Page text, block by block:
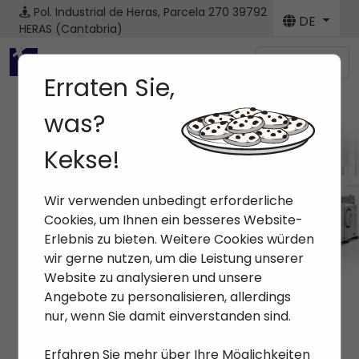
Pol. Industrial de Heras, Parcela 270 39792
HERAS (Cantabria)
DE
Menú
Anfang> Maschinen
Erraten Sie,
was?
Kekse!
Wir verwenden unbedingt erforderliche
Cookies, um Ihnen ein besseres Website-
Erlebnis zu bieten. Weitere Cookies würden
wir gerne nutzen, um die Leistung unserer
Website zu analysieren und unsere
Angebote zu personalisieren, allerdings
nur, wenn Sie damit einverstanden sind.
Erfahren Sie mehr über Ihre Möglichkeiten